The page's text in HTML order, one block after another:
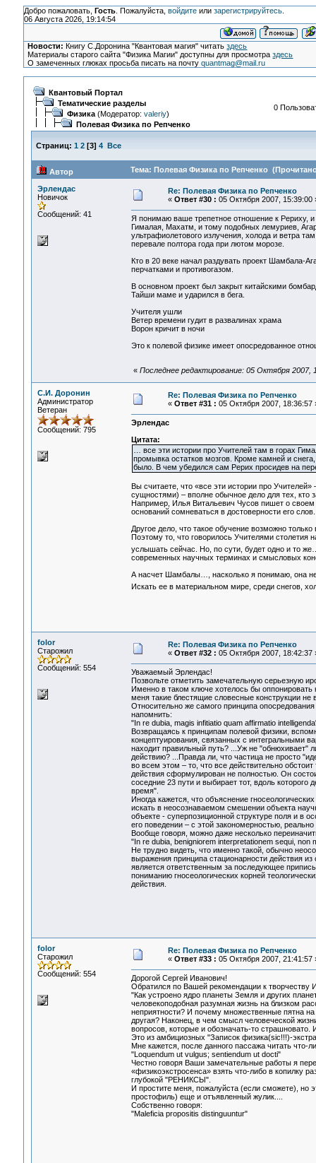
Добро пожаловать, Гость. Пожалуйста, войдитеили зарегистрируйтесь.
06 Августа 2026, 19:14:54
Новости: Книгу С.Доронина "Квантовая магия" читатьздесь
Материалы старого сайта "Физика Магии" доступны для просмотраздесь
О замеченных глюках просьба писать на почтуquantmag@mail.ru
Квантовый Портал
Тематические разделы
Физика(Модератор: valeriy)
Полевая Физика по Репченко
0
Страниц: 1 2[3] 4 Все
Автор Тема: Полевая Физика по Репченко (Прочитано
Эрлендас
Новичок
Сообщений: 41
Re: Полевая Физика по Репченко
« Ответ #30 : 05 Октября 2007, 15:39:00
Я понимаю ваше трепетное отношение к Рериху, и
Гималая, Махатм, и тому подобных лемуриев,
ультрафиолетового излучения, холода и ветра
перевале полтора года при лютом морозе.
Кто в 20 веке начал раздувать проект Шамбала-
перчатками и противогазом.
В основном проект был закрыт китайскими
Тайши маме и ударился в бега.
Учителя ушли
Ветер времени гудит в развалинах храма
Ворон кричит в ночи
Это к полевой физике имеет опосредованное
« Последнее редактирование: 05 Октября 2007,
С.И. Доронин
Администратор
Ветеран
Сообщений: 795
Re: Полевая Физика по Репченко
« Ответ #31 : 05 Октября 2007, 18:36:57
Эрлендас
Цитата:
… все эти истории про Учителей там в горах
промывка остатков мозгов. Кроме камней и
было. В чем убедился сам Рерих просидев на
Вы считаете, что «все эти истории про
сущностями) – вполне обычное дело для тех, кто
Например, Илья Витальевич Чусов пишет о
оснований сомневаться в достоверности его слов.
Другое дело, что такое обучение возможно
Поэтому то, что говорилось Учителями столетия
услышать сейчас. Но, по сути, будет одно и то
современных научных терминах и смысловых
А насчет Шамбалы…, насколько я понимаю, она
Искать ее в материальном мире, среди снегов,
folor
Старожил
Сообщений: 554
Re: Полевая Физика по Репченко
« Ответ #32 : 05 Октября 2007, 18:42:37
Уважаемый Эрлендас!
Позвольте отметить замечательную серьезную
Именно в таком ключе хотелось бы
меня такие блестящие словесные конструкции не
Относительно же самого принципа
напомнить:
"In re dubia, magis infitiatio quam affirmatio
Возвращаясь к принципам полевой физики,
концептуирования, связанных с интегральными
находит правильный путь? ...Уж не "обнюхивает"
действию? ...Правда ли, что частица не просто
во всем этом – то, что все действительно
действия сформулирован не полностью. Он
соседние 23 пути и выбирает тот, вдоль
время".
Иногда кажется, что объяснение
искать в неосознаваемом смешении объекта
объекте - суперпозиционной структуре поля и в
его поведении – с этой закономерностью,
Вообще говоря, можно даже несколько
"In re dubia, benigniorem interpretationem sequi, non
Не трудно видеть, что именно такой, обычно
выражения принципа стационарности действия
является ответственным за последующее
пониманию гносеологических корней
действия.
folor
Старожил
Сообщений: 554
Re: Полевая Физика по Репченко
« Ответ #33 : 05 Октября 2007, 21:41:57
Дорогой Сергей Иванович!
Обратился по Вашей рекомендации к творчеству
"Как устроено ядро планеты Земля и других
человекоподобная разумная жизнь на близком
неприятности? И почему множественные пятна
другая? Наконец, в чем смысл человеческой
вопросов, которые и обозначать-то
Это из амбициозных "Записок физика(sic!!!)-
Мне кажется, после данного пассажа читать что-
"Loquendum ut vulgus; sentiendum ut docti"
Честно говоря Ваши замечательные работы я
«физикоэкстросенса» взять что-либо в копилку
глубокой "РЕНИКСЫ".
И простите меня, пожалуйста (если сможете), но
простофиль) еще и отъявленный жулик....
Собственно говоря:
"Maleficia propositis distinguuntur"